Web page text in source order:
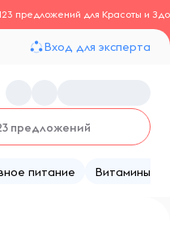
предложений для Красоты и
Вход для эксперта
питание Витамины